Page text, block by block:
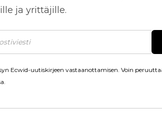
ja yrittäjille.
Ecwid-uutiskirjeen vastaanottamisen. Voin